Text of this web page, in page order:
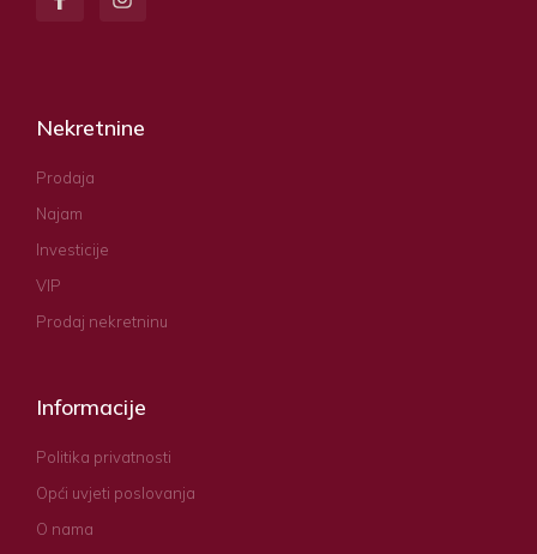
Nekretnine
Prodaja
Najam
Investicije
VIP
Prodaj nekretninu
Informacije
Politika privatnosti
Opći uvjeti poslovanja
O nama